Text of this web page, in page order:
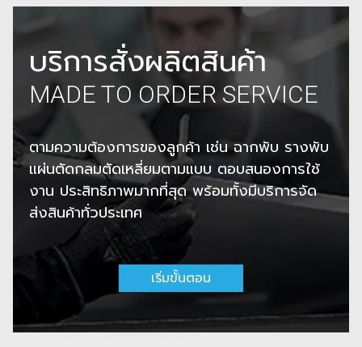
บริการสั่งผลิตสินค้า
MADE TO ORDER SERVICE
ตามความต้องการของลูกค้า เช่น ฉากพับ รางพับ
แผ่นตัดกลมตัดเหลี่ยมตามแบบ ตอบสนองการใช้
งาน ประสิทธิภาพมากที่สุด พร้อมทั้งมีบริการจัด
ส่งสินค้าทั่วประเทศ
เริ่มขั้นตอน